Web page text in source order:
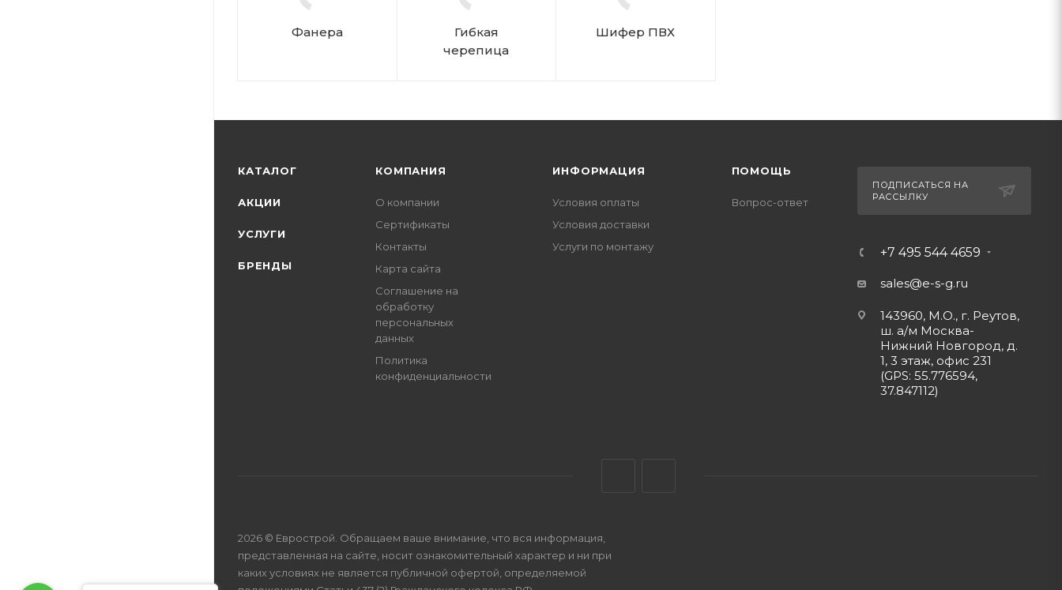
Фанера
Гибкая
черепица
Шифер ПВХ
КАТАЛОГ
АКЦИИ
УСЛУГИ
БРЕНДЫ
КОМПАНИЯ
О компании
Сертификаты
Контакты
Карта сайта
Соглашение на
обработку
персональных
данных
Политика
конфиденциальности
ИНФОРМАЦИЯ
Условия оплаты
Условия доставки
Услуги по монтажу
ПОМОЩЬ
Вопрос-ответ
ПОДПИСАТЬСЯ НА
РАССЫЛКУ
+7 495 544 4659
sales@e-s-g.ru
143960, М.О., г. Реутов,
ш. а/м Москва-
Нижний Новгород, д.
1, 3 этаж, офис 231
(GPS: 55.776594,
37.847112)
2026 © Еврострой. Обращаем ваше внимание, что вся информация,
представленная на сайте, носит ознакомительный характер и ни при
каких условиях не является публичной офертой, определяемой